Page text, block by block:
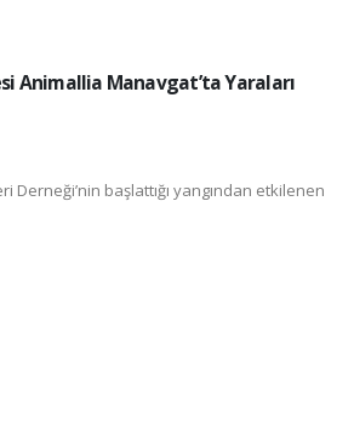
Animallia Manavgat’ta Yaraları
Derneği’nin başlattığı yangından etkilenen